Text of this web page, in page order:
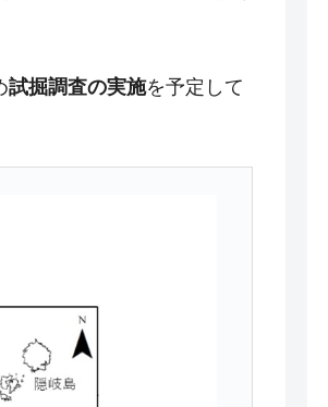
株価操作であり、空前の国政
。
示
のでは。
ている。6カ月で対前年同期比
試掘調査の実施を予定して